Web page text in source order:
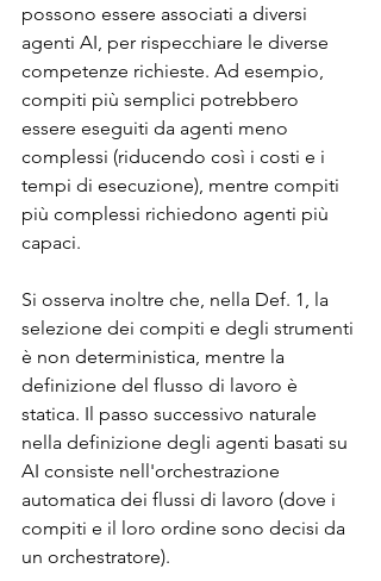
possono essere associati a diversi
agenti AI, per rispecchiare le diverse
competenze richieste. Ad esempio,
compiti più semplici potrebbero
essere eseguiti da agenti meno
complessi (riducendo così i costi e i
tempi di esecuzione), mentre compiti
più complessi richiedono agenti più
capaci.
Si osserva inoltre che, nella Def. 1, la
selezione dei compiti e degli strumenti
è non deterministica, mentre la
definizione del flusso di lavoro è
statica. Il passo successivo naturale
nella definizione degli agenti basati su
AI consiste nell'orchestrazione
automatica dei flussi di lavoro (dove i
compiti e il loro ordine sono decisi da
un orchestratore).